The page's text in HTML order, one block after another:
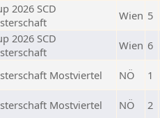
2026 SCD
Wien 5
2026 SCD
Wien 6
Mostviertel NÖ 1
Mostviertel NÖ 2